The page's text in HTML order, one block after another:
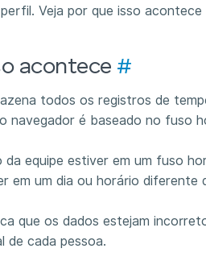
Veja por que isso acontece
acontece #
todos os registros de
navegador é baseado no fuso
da equipe estiver em um fuso
em um dia ou horário
que os dados estejam
de cada pessoa.